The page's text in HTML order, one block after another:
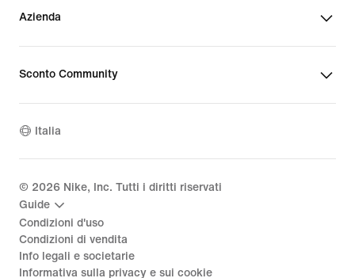
Azienda
Sconto Community
Italia
© 2026 Nike, Inc. Tutti i diritti riservati
Guide
Condizioni d'uso
Condizioni di vendita
Info legali e societarie
Informativa sulla privacy e sui cookie